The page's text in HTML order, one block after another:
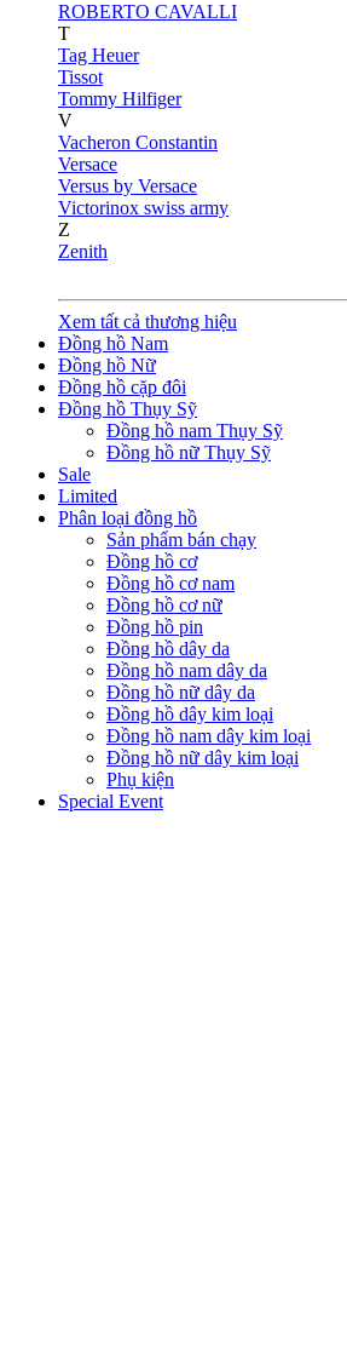
ROBERTO CAVALLI
T
Tag Heuer
Tissot
Tommy Hilfiger
V
Vacheron Constantin
Versace
Versus by Versace
Victorinox swiss army
Z
Zenith
Xem tất cả thương hiệu
Đồng hồ Nam
Đồng hồ Nữ
Đồng hồ cặp đôi
Đồng hồ Thụy Sỹ
Đồng hồ nam Thụy Sỹ
Đồng hồ nữ Thụy Sỹ
Sale
Limited
Phân loại đồng hồ
Sản phẩm bán chạy
Đồng hồ cơ
Đồng hồ cơ nam
Đồng hồ cơ nữ
Đồng hồ pin
Đồng hồ dây da
Đồng hồ nam dây da
Đồng hồ nữ dây da
Đồng hồ dây kim loại
Đồng hồ nam dây kim loại
Đồng hồ nữ dây kim loại
Phụ kiện
Special Event